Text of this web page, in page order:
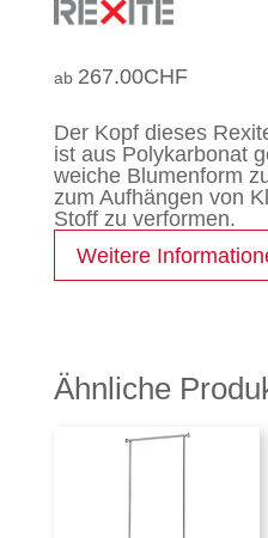
267.00CHF
Der Kopf dieses
ist aus Polykarbonat
weiche Blumenform
zum Aufhängen von
Stoff zu verformen.
Weitere
Ähnliche